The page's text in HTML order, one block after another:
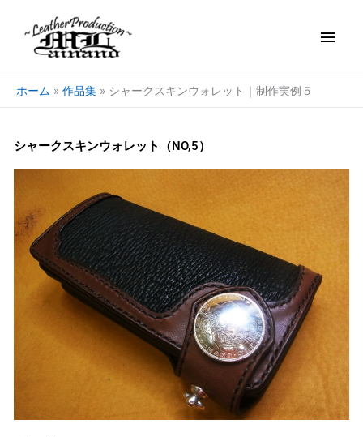
キ
ホーム 作品集 シャークスキンウォレット｜制作実例５
シャークスキンウォレット（NO,5）